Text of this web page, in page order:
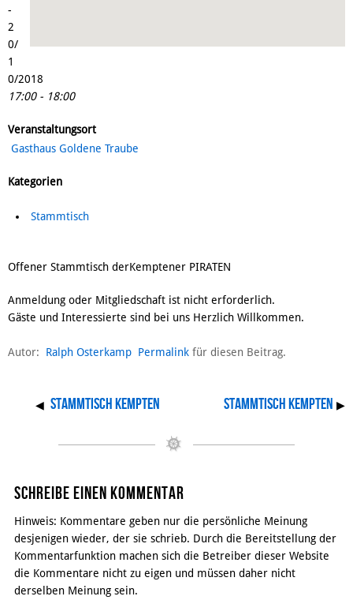
-
2
0/
1
0/2018
17:00 - 18:00
Veranstaltungsort
Gasthaus Goldene Traube
Kategorien
Stammtisch
Offener Stammtisch derKemptener PIRATEN
Anmeldung oder Mitgliedschaft ist nicht erforderlich.
Gäste und Interessierte sind bei uns Herzlich Willkommen.
Autor: Ralph Osterkamp Permalink für diesen Beitrag.
◀ Stammtisch Kempten Stammtisch Kempten ▶
Schreibe einen Kommentar
Hinweis: Kommentare geben nur die persönliche Meinung
desjenigen wieder, der sie schrieb. Durch die Bereitstellung der
Kommentarfunktion machen sich die Betreiber dieser Website
die Kommentare nicht zu eigen und müssen daher nicht
derselben Meinung sein.